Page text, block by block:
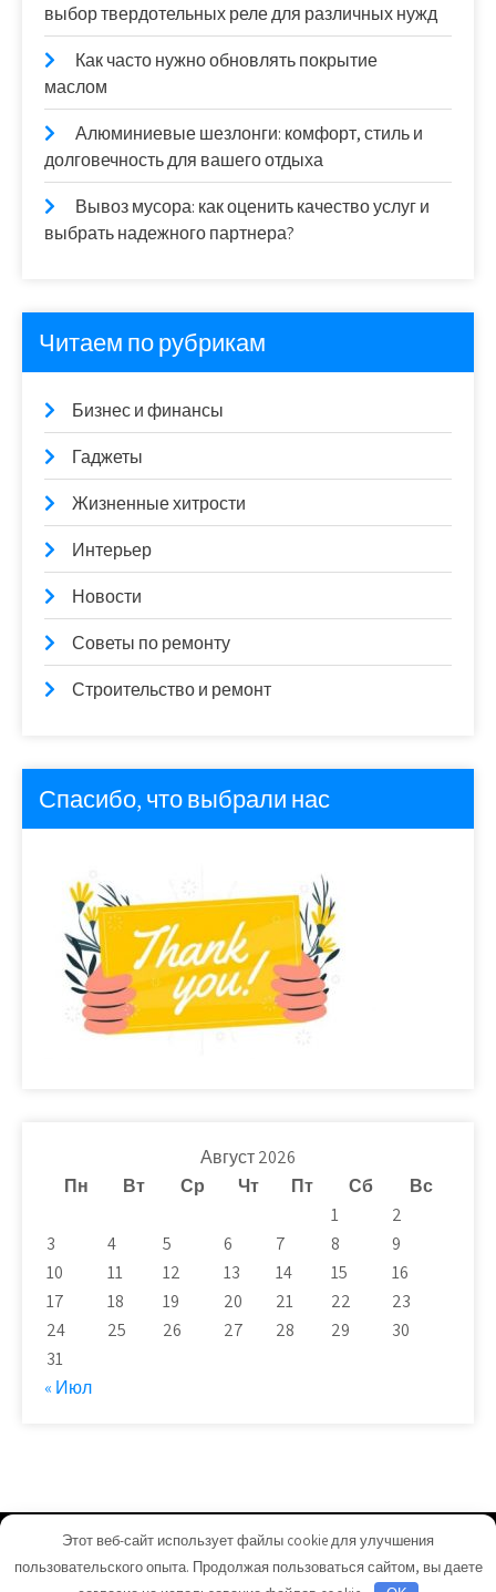
выбор твердотельных реле для различных нужд
Как часто нужно обновлять покрытие
маслом
Алюминиевые шезлонги: комфорт, стиль и
долговечность для вашего отдыха
Вывоз мусора: как оценить качество услуг и
выбрать надежного партнера?
Читаем по рубрикам
Бизнес и финансы
Гаджеты
Жизненные хитрости
Интерьер
Новости
Советы по ремонту
Строительство и ремонт
Спасибо, что выбрали нас
Август 2026
Пн
Вт Ср Чт Пт Сб
Вс
1
2
3
4 5 6 7 8
9
10
11 12 13 14 15
16
17
18 19 20 21 22
23
24
25 26 27 28 29
30
31
« Июл
plit-beton.ru - Работает на WordPress
Тема от Grace Themes
Этот веб-сайт использует файлы cookie для улучшения
пользовательского опыта. Продолжая пользоваться сайтом, вы даете